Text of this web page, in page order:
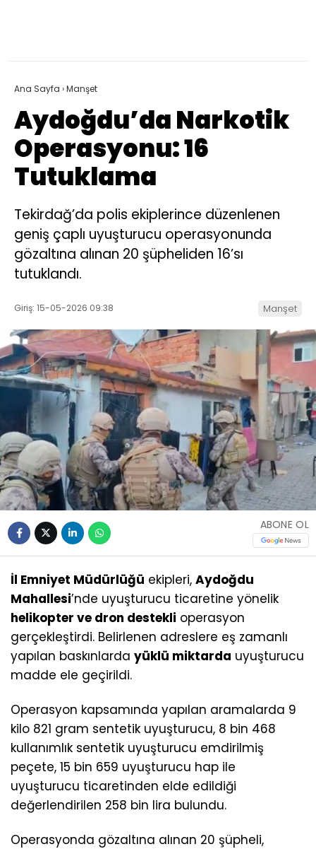
Ana Sayfa ›Manşet
Aydoğdu’da Narkotik
Operasyonu: 16
Tutuklama
Tekirdağ’da polis ekiplerince düzenlenen
geniş çaplı uyuşturucu operasyonunda
gözaltına alınan 20 şüpheliden 16’sı
tutuklandı.
Giriş: 15-05-2026 09:38 Manşet
ABONE OL
İl Emniyet Müdürlüğü ekipleri, Aydoğdu
Mahallesi’nde uyuşturucu ticaretine yönelik
helikopter ve dron destekli operasyon
gerçekleştirdi. Belirlenen adreslere eş zamanlı
yapılan baskınlarda yüklü miktarda uyuşturucu
madde ele geçirildi.
Operasyon kapsamında yapılan aramalarda 9
kilo 821 gram sentetik uyuşturucu, 8 bin 468
kullanımlık sentetik uyuşturucu emdirilmiş
peçete, 15 bin 659 uyuşturucu hap ile
uyuşturucu ticaretinden elde edildiği
değerlendirilen 258 bin lira bulundu.
Operasyonda gözaltına alınan 20 şüpheli,